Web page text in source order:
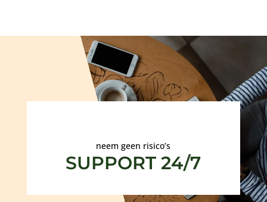
neem geen risico’s
SUPPORT 24/7